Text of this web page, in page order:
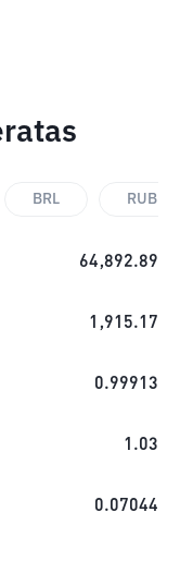
BRL RUB
64,892.89
1,915.17
0.99913
1.03
0.07044